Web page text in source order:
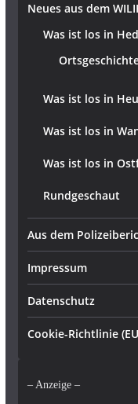
Neues aus dem
Was ist los in
Was ist los in
Was ist los in
Was ist los in
Rundgeschaut
Aus dem
Impressum
Datenschutz
Cookie-Richtlinie
– Anzeige –